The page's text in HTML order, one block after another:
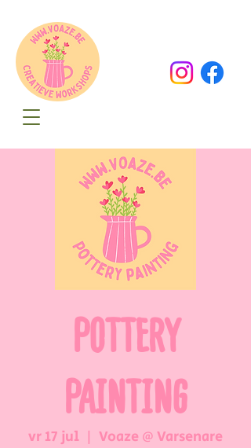
POTTERY
PAINTING
vr 17 jul
  |
Voaze @ Varsenare